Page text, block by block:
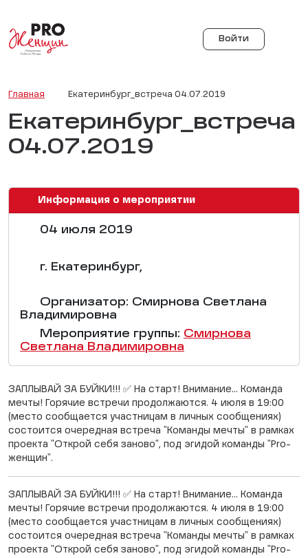
Войти
Главная Екатеринбург_встреча 04.07.2019
Екатеринбург_встреча
04.07.2019
Информация о мероприятии
04 июля 2019
г. Екатеринбург,
Организатор: Смирнова Светлана
Владимировна
Мероприятие группы: Смирнова
Светлана Владимировна
ЗАПЛЫВАЙ ЗА БУЙКИ!!! ✅ На старт! Внимание... Команда
мечты! Горячие встречи продолжаются. 4 июля в 19:00
(место сообщается участницам в личных сообщениях)
состоится очередная встреча "Команды мечты" в рамках
проекта "Открой себя заново", под эгидой команды "Pro-
женщин".
ЗАПЛЫВАЙ ЗА БУЙКИ!!! ✅ На старт! Внимание... Команда
мечты! Горячие встречи продолжаются. 4 июля в 19:00
(место сообщается участницам в личных сообщениях)
состоится очередная встреча "Команды мечты" в рамках
проекта "Открой себя заново", под эгидой команды "Pro-